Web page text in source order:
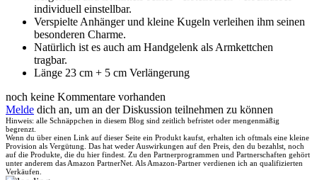
individuell einstellbar.
Verspielte Anhänger und kleine Kugeln verleihen ihm seinen
besonderen Charme.
Natürlich ist es auch am Handgelenk als Armkettchen
tragbar.
Länge 23 cm + 5 cm Verlängerung
noch keine Kommentare vorhanden
Melde dich an, um an der Diskussion teilnehmen zu können
Hinweis: alle Schnäppchen in diesem Blog sind zeitlich befristet oder mengenmäßig
begrenzt.
Wenn du über einen Link auf dieser Seite ein Produkt kaufst, erhalten ich oftmals eine kleine
Provision als Vergütung. Das hat weder Auswirkungen auf den Preis, den du bezahlst, noch
auf die Produkte, die du hier findest. Zu den Partnerprogrammen und Partnerschaften gehört
unter anderem das Amazon PartnerNet. Als Amazon-Partner verdienen ich an qualifizierten
Verkäufen.